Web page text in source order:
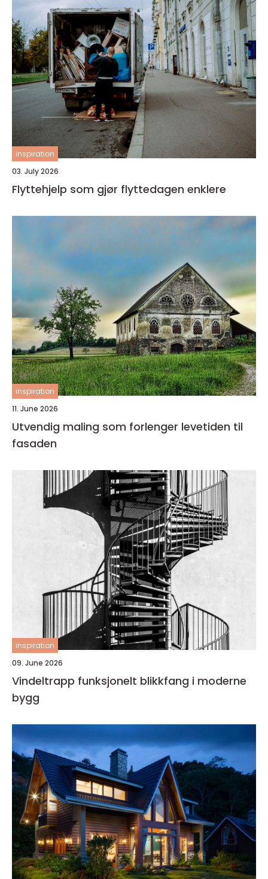
inspiration
03. July 2026
Flyttehjelp som gjør flyttedagen enklere
inspiration
11. June 2026
Utvendig maling som forlenger levetiden til
fasaden
inspiration
09. June 2026
Vindeltrapp funksjonelt blikkfang i moderne
bygg